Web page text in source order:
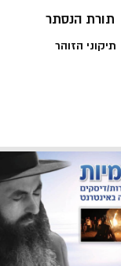
תורת הנסתר
תיקוני הזוהר